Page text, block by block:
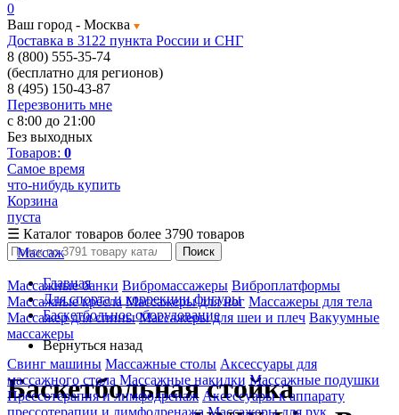
0
Ваш город - Москва
Доставка в 3122 пункта России и СНГ
8 (800) 555-35-74
(бесплатно для регионов)
8 (495) 150-43-87
Перезвонить мне
с 8:00 до 21:00
Без выходных
Товаров: 0
Самое время
что-нибудь купить
Корзина
пуста
☰ Каталог товаров более 3790 товаров
Массаж
Массажные банки Вибромассажеры Виброплатформы
Массажные кресла Массажеры для ног Массажеры для тела
Массажер для спины Массажеры для шеи и плеч Вакуумные
массажеры
Свинг машины Массажные столы Аксессуары для
массажного стола Массажные накидки Массажные подушки
Прессотерапия и лимфодренаж Аксессуары к аппарату
прессотерапии и лимфодренажа Массажеры для рук
Поиск
Главная
Для спорта и коррекции фигуры
Баскетбольное оборудование
Вернуться назад
Баскетбольная стойка